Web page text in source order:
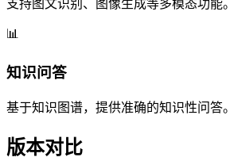
支持图文识别、图像生成等多模态功能。
📊
知识问答
基于知识图谱，提供准确的知识性问答。
版本对比